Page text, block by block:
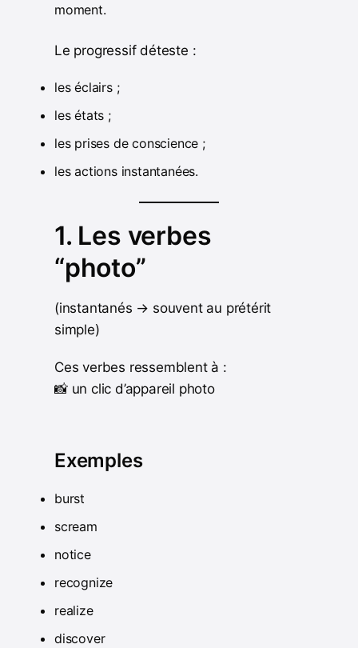
moment.
Le progressif déteste :
les éclairs ;
les états ;
les prises de conscience ;
les actions instantanées.
1. Les verbes
“photo”
(instantanés → souvent au prétérit
simple)
Ces verbes ressemblent à :
📸 un clic d’appareil photo
Exemples
burst
scream
notice
recognize
realize
discover